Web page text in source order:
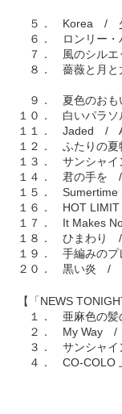
/ 大
５． Korea /
６． ロンリー・
７． 風のシル
８． 薔薇と月と
/
９． 夏色のお
１０． 白いパラ
１１． Jaded /
１２． ふたりの
１３． サンシャ
１４． 君の手を
１５．
１６． HOT
１７． It Makes
１８． ひまわり
１９． 手編みの
２０． 黒い炎 /
【「NEWS
１． 亜麻色の
２． My Way /
３． サンシャイ
４． CO-COLO